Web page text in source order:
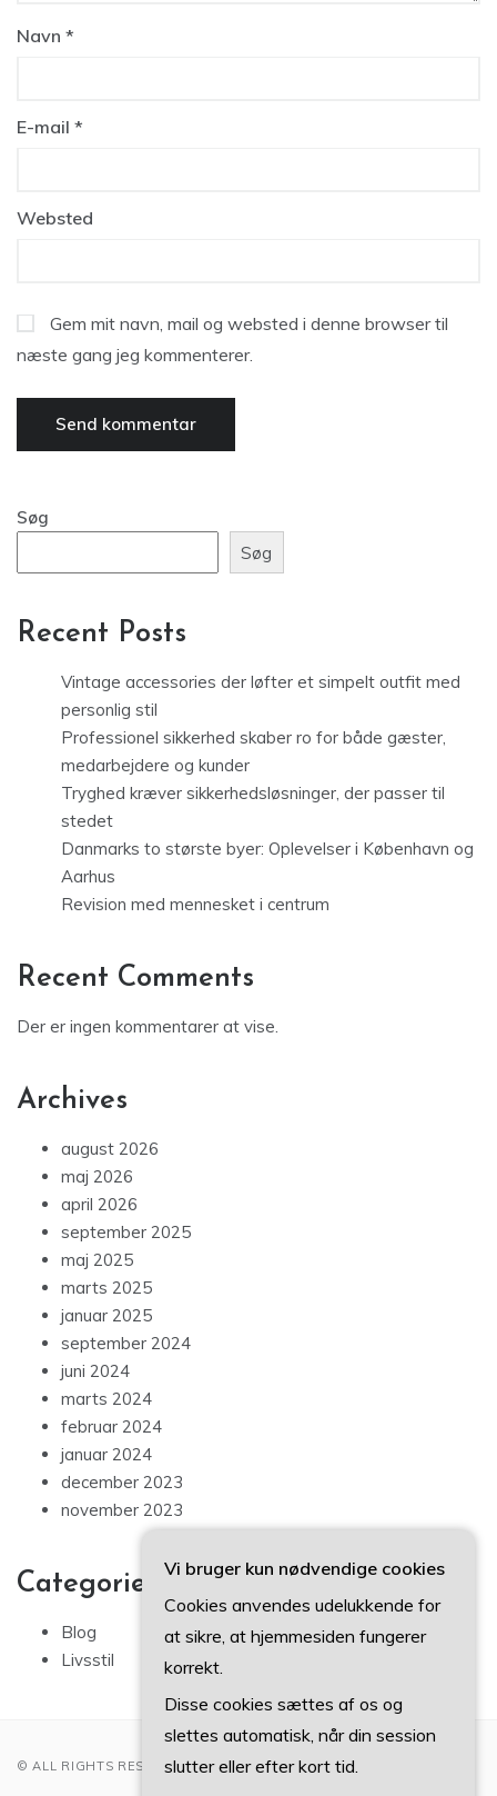
Navn *
E-mail *
Websted
Gem mit navn, mail og websted i denne browser til
næste gang jeg kommenterer.
Søg
Søg
Recent Posts
Vintage accessories der løfter et simpelt outfit med
personlig stil
Professionel sikkerhed skaber ro for både gæster,
medarbejdere og kunder
Tryghed kræver sikkerhedsløsninger, der passer til
stedet
Danmarks to største byer: Oplevelser i København og
Aarhus
Revision med mennesket i centrum
Recent Comments
Der er ingen kommentarer at vise.
Archives
august 2026
maj 2026
april 2026
september 2025
maj 2025
marts 2025
januar 2025
september 2024
juni 2024
marts 2024
februar 2024
januar 2024
december 2023
november 2023
Categories
Blog
Livsstil
© ALL RIGHTS RESERVED 2022
Vi bruger kun nødvendige cookies
Cookies anvendes udelukkende for
at sikre, at hjemmesiden fungerer
korrekt.
Disse cookies sættes af os og
slettes automatisk, når din session
slutter eller efter kort tid.